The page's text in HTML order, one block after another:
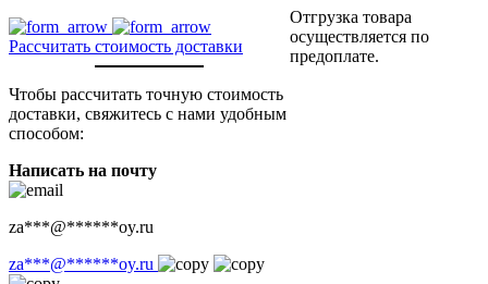
Рассчитать стоимость доставки
Чтобы рассчитать точную стоимость
доставки, свяжитесь с нами удобным
способом:
Написать на почту
za***@******oy.ru
za***@******oy.ru
Отгрузка товара
осуществляется по
предоплате.